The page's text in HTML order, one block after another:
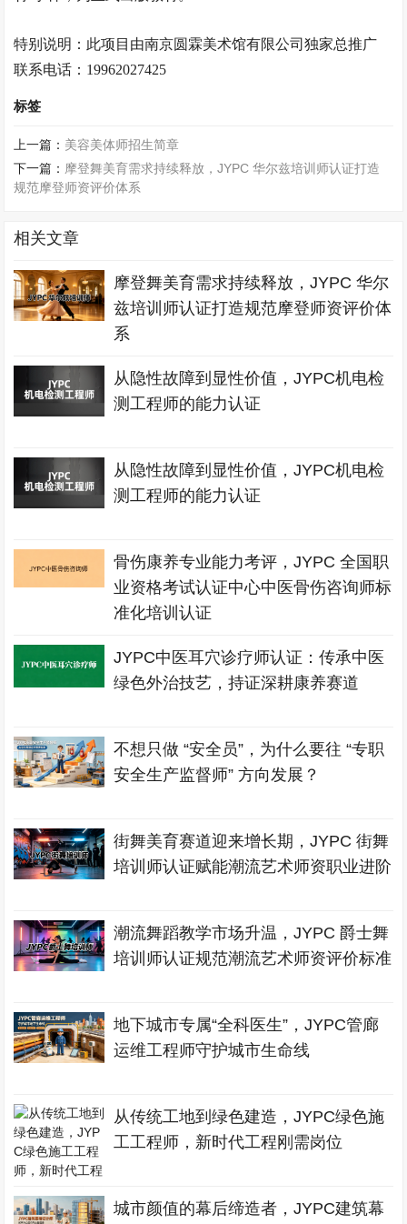
特别说明：此项目由南京圆霖美术馆有限公司独家总推广
联系电话： 19962027425
标签
上一篇： 美容美体师招生简章
下一篇： 摩登舞美育需求持续释放，JYPC 华尔兹培训师认证打造
规范摩登师资评价体系
相关文章
摩登舞美育需求持续释放，JYPC 华尔
兹培训师认证打造规范摩登师资评价体
系
从隐性故障到显性价值，JYPC机电检
测工程师的能力认证
从隐性故障到显性价值，JYPC机电检
测工程师的能力认证
骨伤康养专业能力考评，JYPC 全国职
业资格考试认证中心中医骨伤咨询师标
准化培训认证
JYPC中医耳穴诊疗师认证：传承中医
绿色外治技艺，持证深耕康养赛道
不想只做 “安全员”，为什么要往 “专职
安全生产监督师” 方向发展？
街舞美育赛道迎来增长期，JYPC 街舞
培训师认证赋能潮流艺术师资职业进阶
潮流舞蹈教学市场升温，JYPC 爵士舞
培训师认证规范潮流艺术师资评价标准
地下城市专属“全科医生”，JYPC管廊
运维工程师守护城市生命线
从传统工地到绿色建造，JYPC绿色施
工工程师，新时代工程刚需岗位
城市颜值的幕后缔造者，JYPC建筑幕